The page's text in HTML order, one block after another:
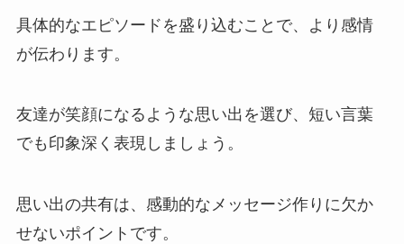
具体的なエピソードを盛り込むことで、より感情
が伝わります。
友達が笑顔になるような思い出を選び、短い言葉
でも印象深く表現しましょう。
思い出の共有は、感動的なメッセージ作りに欠か
せないポイントです。